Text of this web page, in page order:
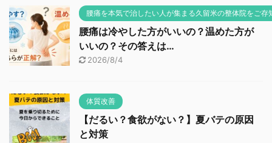
腰痛を本気で治したい人が集まる久留米の整体院をご存
腰痛は冷やした方がいいの？温めた方が
いいの？その答えは…
2026/8/4
体質改善
【だるい？食欲がない？】夏バテの原因
と対策